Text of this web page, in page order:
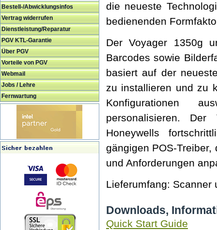
Bestell-/Abwicklungsinfos
Vertrag widerrufen
Dienstleistung/Reparatur
PGV KTL-Garantie
Über PGV
Vorteile von PGV
Webmail
Jobs / Lehre
Fernwartung
die neueste
bedienenden
Der Voyager 1350g
Barcodes sowie
basiert auf der
zu installieren und zu
Konfigurationen
personalisieren.
Honeywells
gängigen POS-
und Anforderungen
Lieferumfang: Scanner
Downloads,
Quick Start Guide